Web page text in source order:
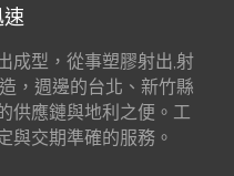
成型，從事塑膠射出,射
，週邊的台北、新竹縣
供應鏈與地利之便。工
與交期準確的服務。